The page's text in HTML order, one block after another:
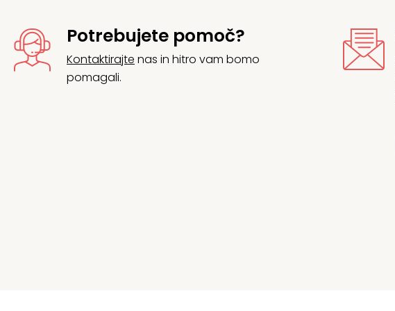
Potrebujete pomoč?
Kontaktirajte nas in hitro vam bomo
pomagali.